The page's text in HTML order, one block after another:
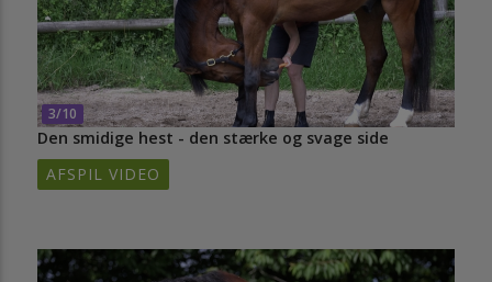
3/10
Den smidige hest - den stærke og svage side
AFSPIL VIDEO